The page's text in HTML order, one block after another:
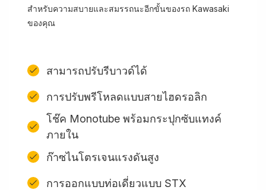
สำหรับความสบายและสมรรถนะอีกขั้นของรถ Kawasaki
ของคุณ
สามารถปรับรีบาวด์ได้
การปรับพรีโหลดแบบสายไฮดรอลิก
โช๊ค Monotube พร้อมกระปุกซับแทงค์
ภายใน
ก๊าซไนโตรเจนแรงดันสูง
การออกแบบท่อเดี่ยวแบบ STX